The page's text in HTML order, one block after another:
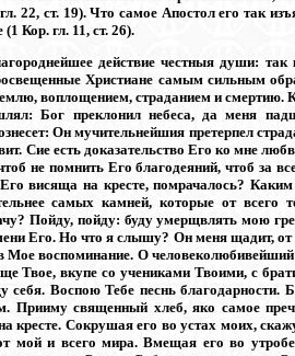
22, ст. 19). Что самое Апостол его так
Кор. гл. 11, ст. 26).
действие честныя души:
Христиане самым сильным
воплощением, страданием и смертию.
Бог преклонил небеса, да меня
Он мучительнейшия претерпел
Сие есть доказательство Его ко мне
не помнить Его благодеяний, чтоб за
висяща на кресте, помрачалось?
самых камней, которые от
Пойду, пойду: буду умерщвлять мою
Его. Но что я слышу? Он меня щадит, от
Мое воспоминание. О
Твое, вкупе со учениками Твоими, с
Воспою Тебе песнь
Прииму священный хлеб, яко самое
кресте. Сокрушая его во устах моих,
мой и всего мира. Вмещая его во